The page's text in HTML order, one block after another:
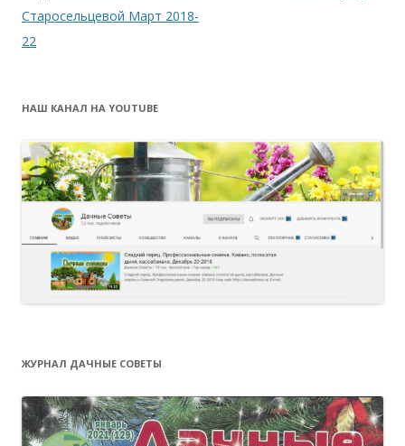
по
записям
Старосельцевой Март 2018-
22
НАШ КАНАЛ НА YOUTUBE
ЖУРНАЛ ДАЧНЫЕ СОВЕТЫ